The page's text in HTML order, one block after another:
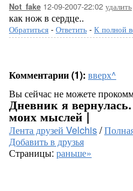
Not_fake 12-09-2007-22:02 удалить
как нож в сердце..
Обратиться - Ответить - К полной
Комментарии (1): вверх^
Вы сейчас не можете
Дневник я
моих мыслей |
Лента друзей Velchis/
Добавить в друзья
Страницы: раньше»